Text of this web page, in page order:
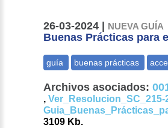
26-03-2024 | NUEVA GUÍA
Buenas Prácticas para
Archivos asociados:
,Ver_Resolucion_SC_215-
3109 Kb.